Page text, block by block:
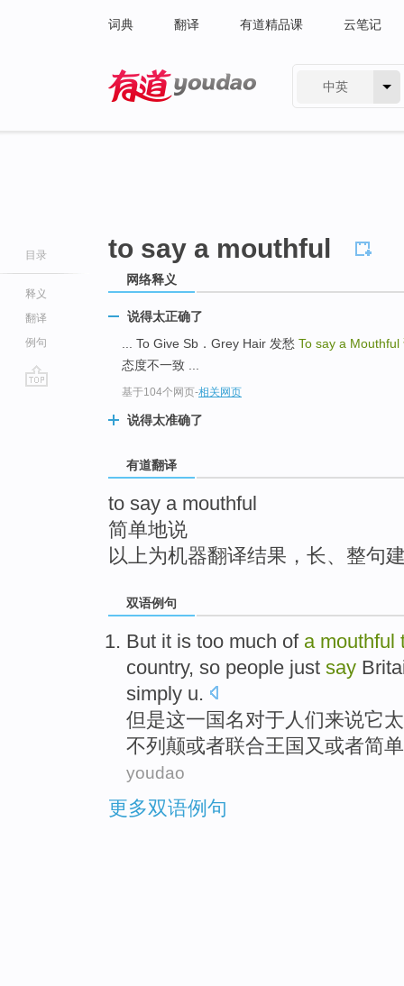
词典 翻译 有道精品课 云笔记
中英
目录
释义
翻译
例句
to say a mouthful
网络释义
说得太正确了
... To Give Sb．Grey Hair 发愁 To say a Mouthful
态度不一致 ...
基于104个网页-相关网页
说得太准确了
有道翻译
to say a mouthful
简单地说
以上为机器翻译结果，长、整句
双语例句
But it is too much of a mouthful
country, so people just say
simply u.
但是这一国名对于 人们来说它太
不列颠或者联合王国 又 或者简单
youdao
更多双语例句